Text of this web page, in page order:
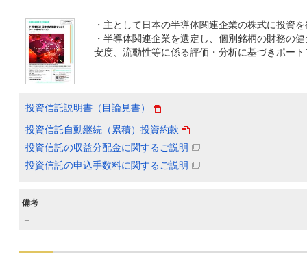
・主として日本の半導体関連企業の株式に投資
・半導体関連企業を選定し、個別銘柄の財務の
安度、流動性等に係る評価・分析に基づきポー
投資信託説明書（目論見書）
投資信託自動継続（累積）投資約款
投資信託の収益分配金に関するご説明
投資信託の申込手数料に関するご説明
備考
－